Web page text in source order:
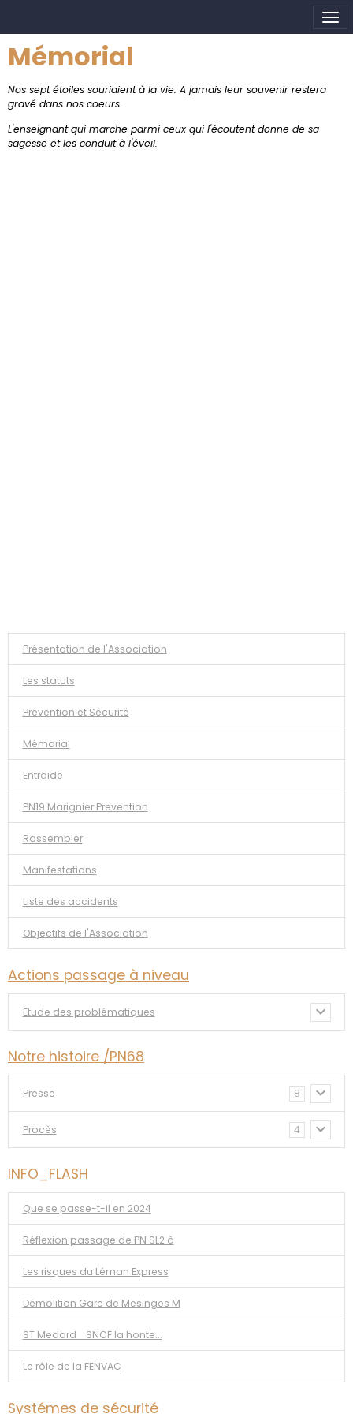
Mémorial
Nos sept étoiles souriaient à la vie. A jamais leur souvenir restera
gravé dans nos coeurs.
L'enseignant qui marche parmi ceux qui l'écoutent donne de sa
sagesse et les conduit à l'éveil.
Présentation de l'Association
Les statuts
Prévention et Sécurité
Mémorial
Entraide
PN19 Marignier Prevention
Rassembler
Manifestations
Liste des accidents
Objectifs de l'Association
Actions passage à niveau
Etude des problématiques
Notre histoire /PN68
Presse 8
Procès 4
INFO_FLASH
Que se passe-t-il en 2024
Réflexion passage de PN SL2 à
Les risques du Léman Express
Démolition Gare de Mesinges M
ST Medard _SNCF la honte...
Le rôle de la FENVAC
Systémes de sécurité